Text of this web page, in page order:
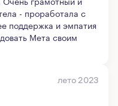
- проработала с
поддержка и эмпатия
Мета своим
лето 2023